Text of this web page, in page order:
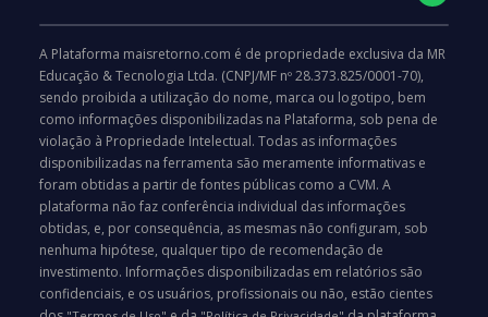
A Plataforma maisretorno.com é de propriedade exclusiva da MR
Educação & Tecnologia Ltda. (CNPJ/MF nº 28.373.825/0001-70),
sendo proibida a utilização do nome, marca ou logotipo, bem
como informações disponibilizadas na Plataforma, sob pena de
violação à Propriedade Intelectual. Todas as informações
disponibilizadas na ferramenta são meramente informativas e
foram obtidas a partir de fontes públicas como a CVM. A
plataforma não faz conferência individual das informações
obtidas, e, por consequência, as mesmas não configuram, sob
nenhuma hipótese, qualquer tipo de recomendação de
investimento. Informações disponibilizadas em relatórios são
confidenciais, e os usuários, profissionais ou não, estão cientes